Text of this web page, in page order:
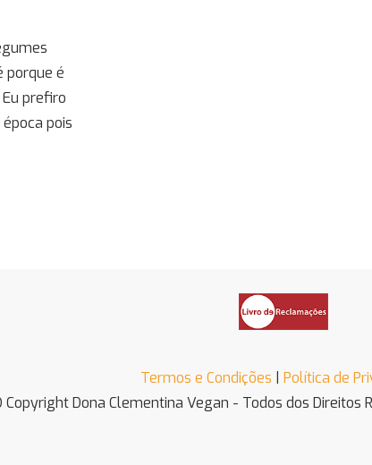
porque é
prefiro
pois
Termos e Condições
Política de
Dona Clementina Vegan - Todos dos Direitos